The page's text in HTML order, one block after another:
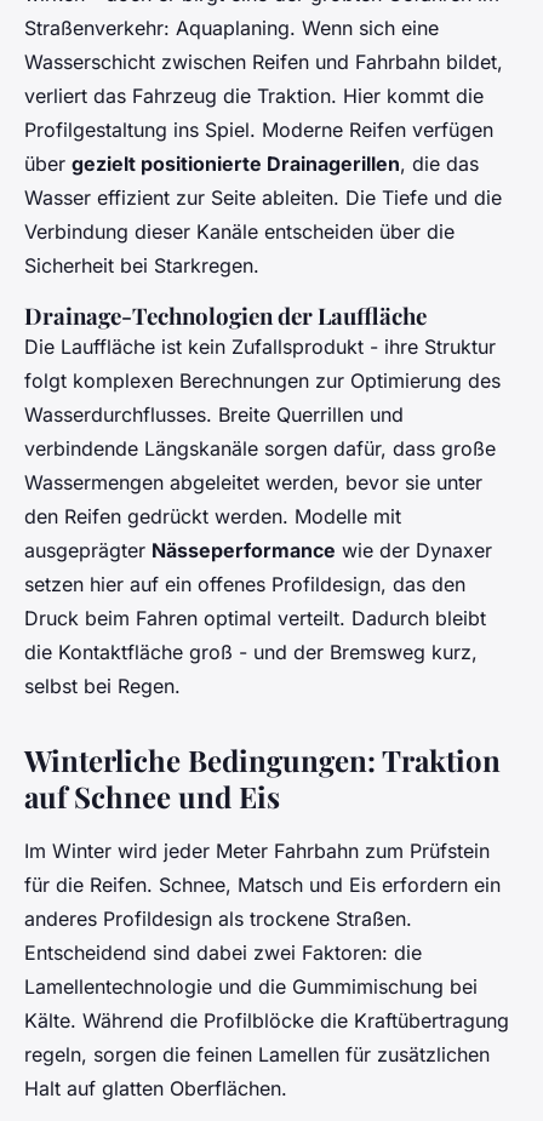
Straßenverkehr: Aquaplaning. Wenn sich eine
Wasserschicht zwischen Reifen und Fahrbahn bildet,
verliert das Fahrzeug die Traktion. Hier kommt die
Profilgestaltung ins Spiel. Moderne Reifen verfügen
über gezielt positionierte Drainagerillen, die das
Wasser effizient zur Seite ableiten. Die Tiefe und die
Verbindung dieser Kanäle entscheiden über die
Sicherheit bei Starkregen.
Drainage-Technologien der Lauffläche
Die Lauffläche ist kein Zufallsprodukt - ihre Struktur
folgt komplexen Berechnungen zur Optimierung des
Wasserdurchflusses. Breite Querrillen und
verbindende Längskanäle sorgen dafür, dass große
Wassermengen abgeleitet werden, bevor sie unter
den Reifen gedrückt werden. Modelle mit
ausgeprägter Nässeperformance wie der Dynaxer
setzen hier auf ein offenes Profildesign, das den
Druck beim Fahren optimal verteilt. Dadurch bleibt
die Kontaktfläche groß - und der Bremsweg kurz,
selbst bei Regen.
Winterliche Bedingungen: Traktion
auf Schnee und Eis
Im Winter wird jeder Meter Fahrbahn zum Prüfstein
für die Reifen. Schnee, Matsch und Eis erfordern ein
anderes Profildesign als trockene Straßen.
Entscheidend sind dabei zwei Faktoren: die
Lamellentechnologie und die Gummimischung bei
Kälte. Während die Profilblöcke die Kraftübertragung
regeln, sorgen die feinen Lamellen für zusätzlichen
Halt auf glatten Oberflächen.